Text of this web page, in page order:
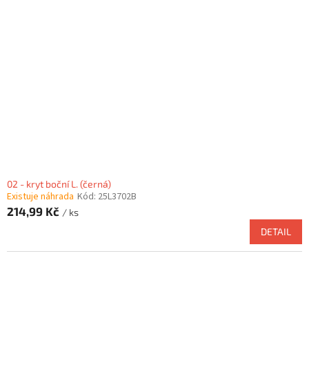
02 - kryt boční L. (černá)
Existuje náhrada Kód: 25L3702B
214,99 Kč / ks
DETAIL